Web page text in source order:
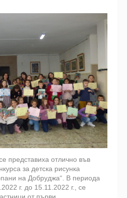
представиха отлично във
за детска рисунка
на Добруджа“. В периода
г. до 15.11.2022 г., се
от първи...